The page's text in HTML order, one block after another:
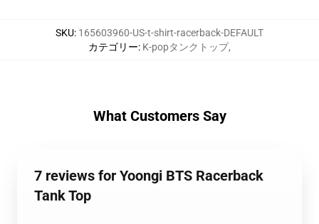
SKU: 165603960-US-t-shirt-racerback-DEFAULT
カテゴリー: K-popタンクトップ,
What Customers Say
7 reviews for Yoongi BTS Racerback
Tank Top